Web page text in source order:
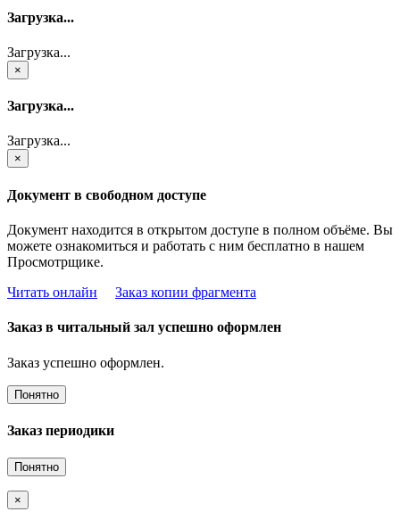
Загрузка...
Загрузка...
×
Загрузка...
Загрузка...
×
Документ в свободном доступе
Документ находится в открытом доступе в полном объёме. Вы
можете ознакомиться и работать с ним бесплатно в нашем
Просмотрщике.
Читать онлайн
Заказ копии фрагмента
Заказ в читальный зал успешно оформлен
Заказ успешно оформлен.
Понятно
Заказ периодики
Понятно
×